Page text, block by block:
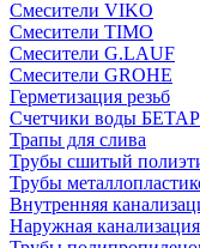
Смесители VIKO
Смесители TIMO
Смесители G.LAUF
Смесители GROHE
Герметизация резьб
Счетчики воды БЕТАР
Трапы для слива
Трубы сшитый
Трубы
Внутренняя
Наружная